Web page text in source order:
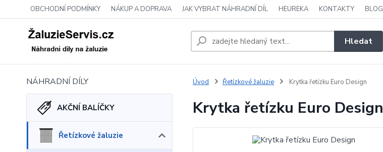
OBCHODNÍ PODMÍNKY NÁKUP A DOPRAVA JAK VYBRAT NÁHRADNÍ DÍL HEUREKA KONTAKTY BLOG
Hledat
NÁHRADNÍ DÍLY
AKČNÍ BALÍČKY
Řetízkové žaluzie
Úvod Řetízkové žaluzie Krytka řetízku Euro Design
Krytka řetízku Euro Design